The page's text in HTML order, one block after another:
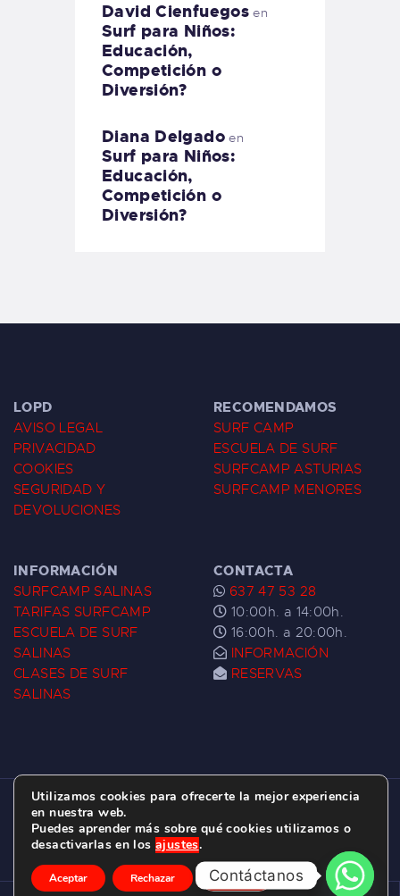
David Cienfuegos en
Surf para Niños:
Educación,
Competición o
Diversión?
Diana Delgadoen
Surf para Niños:
Educación,
Competición o
Diversión?
LOPD
AVISO LEGAL
PRIVACIDAD
COOKIES
SEGURIDAD Y
DEVOLUCIONES
RECOMENDAMOS
SURF CAMP
ESCUELA DE SURF
SURFCAMP ASTURIAS
SURFCAMP MENORES
INFORMACIÓN
SURFCAMP SALINAS
TARIFAS SURFCAMP
ESCUELA DE SURF
SALINAS
CLASES DE SURF
SALINAS
CONTACTA
637 47 53 28
10:00h. a 14:00h.
16:00h. a 20:00h.
INFORMACIÓN
RESERVAS
ESCUELA DE SURF LAS DUNAS ©
C/ BERNARDO ÁLVAREZ GALAN 1, SALINAS
(ASTURIAS)
Utilizamos cookies para ofrecerte la mejor experiencia
en nuestra web.
Puedes aprender más sobre qué cookies utilizamos o
desactivarlas en los ajustes.
Aceptar Rechazar Ajustes
Contáctanos